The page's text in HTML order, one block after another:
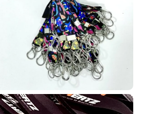
Procurando um local para produzir
carteirinhas de igreja em Alegrete –
RS? Você está no lugar certo! A
AlternativaCard fabrica carteirinhas
para membros com dados
personalizados como nome, foto,
endereço, filiação e demais
informações que você desejar